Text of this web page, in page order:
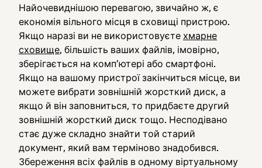
Найочевиднішою перевагою, звичайно ж, є
економія вільного місця в сховищі пристрою.
Якщо наразі ви не використовуєте хмарне
сховище, більшість ваших файлів, імовірно,
зберігається на комп’ютері або смартфоні.
Якщо на вашому пристрої закінчиться місце, ви
можете вибрати зовнішній жорсткий диск, а
якщо й він заповниться, то придбаєте другий
зовнішній жорсткий диск тощо. Несподівано
стає дуже складно знайти той старий
документ, який вам терміново знадобився.
Збереження всіх файлів в одному віртуальному